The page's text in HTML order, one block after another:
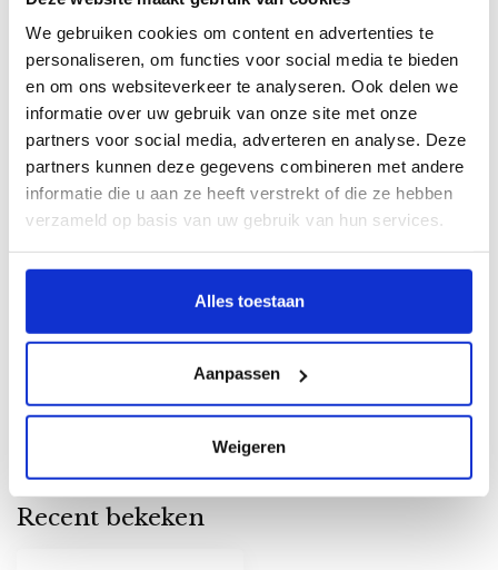
We gebruiken cookies om content en advertenties te
personaliseren, om functies voor social media te bieden
en om ons websiteverkeer te analyseren. Ook delen we
informatie over uw gebruik van onze site met onze
partners voor social media, adverteren en analyse. Deze
partners kunnen deze gegevens combineren met andere
informatie die u aan ze heeft verstrekt of die ze hebben
verzameld op basis van uw gebruik van hun services.
Alles toestaan
Aanpassen
Weigeren
Op voorraad
Kraamcadeau meisje koffertje
Gold
Op voorraad
€38,95
Kraamcadeau meisje pakket
Gold €34,95
Personaliseer je cadeau met een
Maak je cadeau nog specialer! Vul hierboven
je persoonlijk berichtje in, wij zorgen ervoor
dat deze bij het pakket toegevoegd wordt.
Recent bekeken